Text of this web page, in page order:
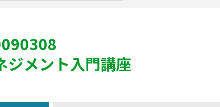
ジメント入門講座